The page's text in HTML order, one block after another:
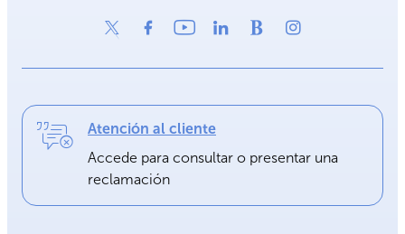
Atención al cliente
Accede para consultar o presentar una
reclamación